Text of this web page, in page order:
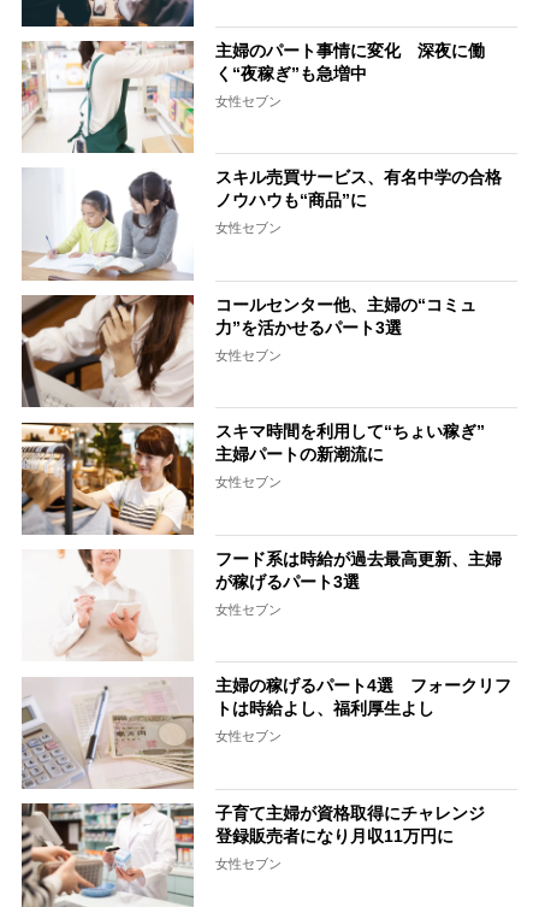
主婦のパート事情に変化 深夜に働
く“夜稼ぎ”も急増中
女性セブン
スキル売買サービス、有名中学の合格
ノウハウも“商品”に
女性セブン
コールセンター他、主婦の“コミュ
力”を活かせるパート3選
女性セブン
スキマ時間を利用して“ちょい稼ぎ”
主婦パートの新潮流に
女性セブン
フード系は時給が過去最高更新、主婦
が稼げるパート3選
女性セブン
主婦の稼げるパート4選 フォークリフ
トは時給よし、福利厚生よし
女性セブン
子育て主婦が資格取得にチャレンジ
登録販売者になり月収11万円に
女性セブン